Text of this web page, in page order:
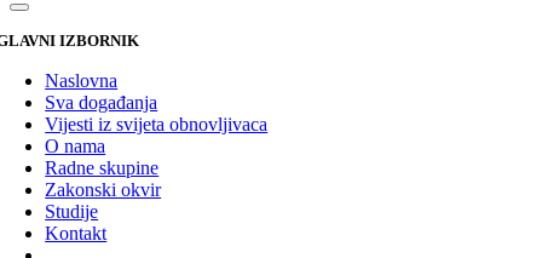
IZBORNIK
Naslovna
Sva događanja
Vijesti iz svijeta obnovljivaca
O nama
Radne skupine
Zakonski okvir
Studije
Kontakt